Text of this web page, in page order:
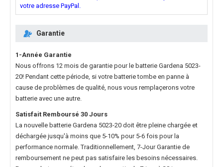
votre adresse PayPal.
Garantie
1-Année Garantie
Nous offrons 12 mois de garantie pour le batterie Gardena 5023-
20! Pendant cette période, si votre batterie tombe en panne à
cause de problèmes de qualité, nous vous remplaçerons votre
batterie avec une autre.
Satisfait Remboursé 30 Jours
La nouvelle batterie Gardena 5023-20 doit être pleine chargée et
déchargée jusqu'à moins que 5-10% pour 5-6 fois pour la
performance normale. Traditionnellement, 7-Jour Garantie de
remboursement ne peut pas satisfaire les besoins nécessaires.